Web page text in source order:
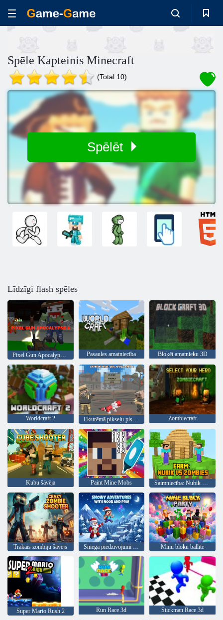
Spēle Kapteinis Minecraft
(Total 10)
Spēlēt
Līdzīgi flash spēles
Pixel Gun Apocalypse 6 Pasaules amatniecība Bloķēt amatnieku 3D
Worldcraft 2 Ekstrēmā pikseļu pistoles apokalipse 3 Zombiecraft
Kubu šāvēja Paint Mine Mobs Saimniecība: Nubik Vs Zombies
Trakais zombiju šāvējs Sniega piedzīvojumi ar Noob un Pro! Mīnu bloku ballīte
Super Mario Rush 2 Run Race 3d Stickman Race 3d